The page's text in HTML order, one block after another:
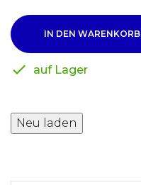
IN DEN WARENKORB
 auf Lager